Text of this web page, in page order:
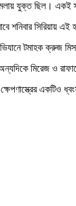
যুক্ত ছিল। একই
শনিবার সিরিয়ায়
টমাহক ক্রুজ
মিরেজ ও
একটিও